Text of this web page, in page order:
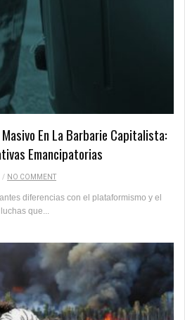
En La Barbarie Capitalista:
Emancipatorias
/ NO COMMENT
diferencias con el plataformismo y el
que...